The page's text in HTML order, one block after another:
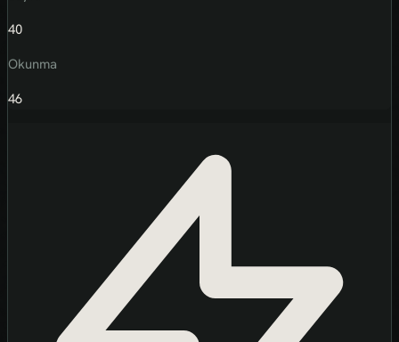
40
Okunma
46